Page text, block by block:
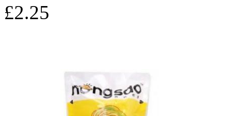
£2.25